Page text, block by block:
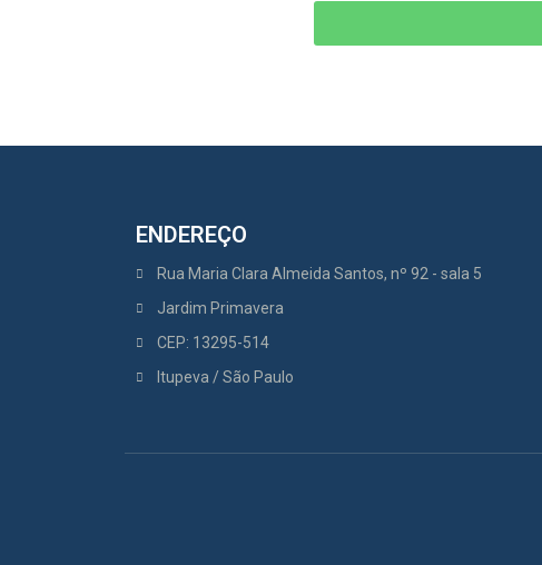
ENDEREÇO
Rua Maria Clara Almeida Santos, nº 92 - sala 5
Jardim Primavera
CEP: 13295-514
Itupeva / São Paulo